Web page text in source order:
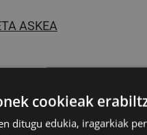
ASKEA
cookieak
ditugu edukia, iragarkiak